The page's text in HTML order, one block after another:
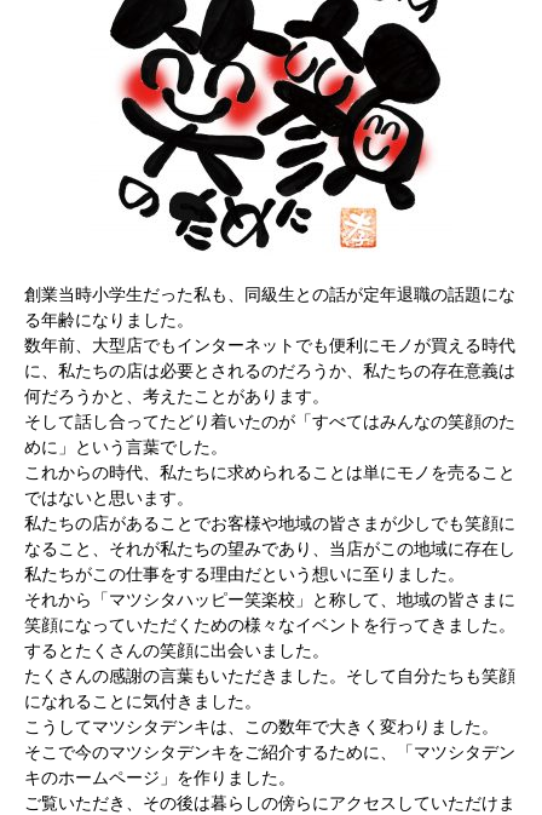
創業当時小学生だった私も、同級生との話が定年退職の話題にな
る年齢になりました。
数年前、大型店でもインターネットでも便利にモノが買える時代
に、私たちの店は必要とされるのだろうか、私たちの存在意義は
何だろうかと、考えたことがあります。
そして話し合ってたどり着いたのが「すべてはみんなの笑顔のた
めに」という言葉でした。
これからの時代、私たちに求められることは単にモノを売ること
ではないと思います。
私たちの店があることでお客様や地域の皆さまが少しでも笑顔に
なること、それが私たちの望みであり、当店がこの地域に存在し
私たちがこの仕事をする理由だという想いに至りました。
それから「マツシタハッピー笑楽校」と称して、地域の皆さまに
笑顔になっていただくための様々なイベントを行ってきました。
するとたくさんの笑顔に出会いました。
たくさんの感謝の言葉もいただきました。そして自分たちも笑顔
になれることに気付きました。
こうしてマツシタデンキは、この数年で大きく変わりました。
そこで今のマツシタデンキをご紹介するために、「マツシタデン
キのホームページ」を作りました。
ご覧いただき、その後は暮らしの傍らにアクセスしていただけま